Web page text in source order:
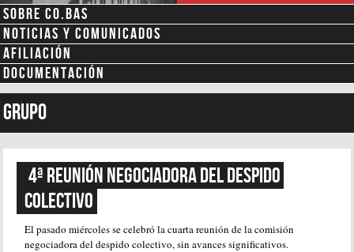
Menú secundario
SOBRE CO.BAS
NOTICIAS Y COMUNICADOS
AFILIACIÓN
DOCUMENTACIÓN
Grupo
4ª Reunión Negociadora del Despido
Colectivo
El pasado miércoles se celebró la cuarta reunión de la comisión
negociadora del despido colectivo, sin avances significativos.